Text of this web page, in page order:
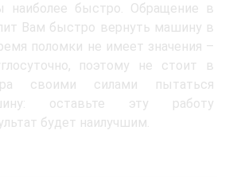
наиболее быстро. Обращение в
Вам быстро вернуть машину в
поломки не имеет значения –
поэтому не стоит в
своими силами пытаться
оставьте эту работу
будет наилучшим.